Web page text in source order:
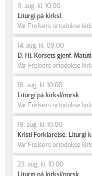
9. aug. kl. 10.00
Liturgi på kirksl.
Vår Frelsers ortodokse
14. aug. kl. 09.00
D. Hl. Korsets gjenf.
Vår Frelsers ortodokse
16. aug. kl. 10.00
Liturgi på kirksl/norsk
Vår Frelsers ortodokse
19. aug. kl. 10.00
Kristi Forklarelse. Liturgi
Vår Frelsers ortodokse
23. aug. kl. 10.00
Liturgi på kirksl/norsk